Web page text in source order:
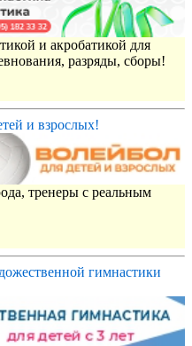
и акробатикой для
разряды, сборы!
и взрослых!
тренеры с реальным
гимнастики